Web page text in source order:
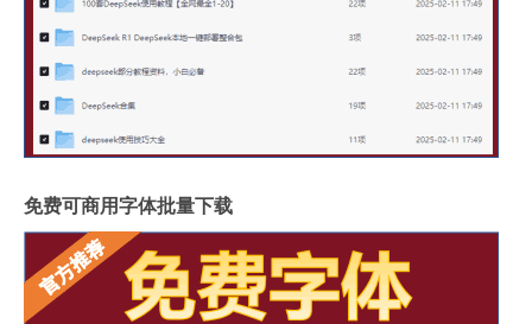
免费可商用字体批量下载